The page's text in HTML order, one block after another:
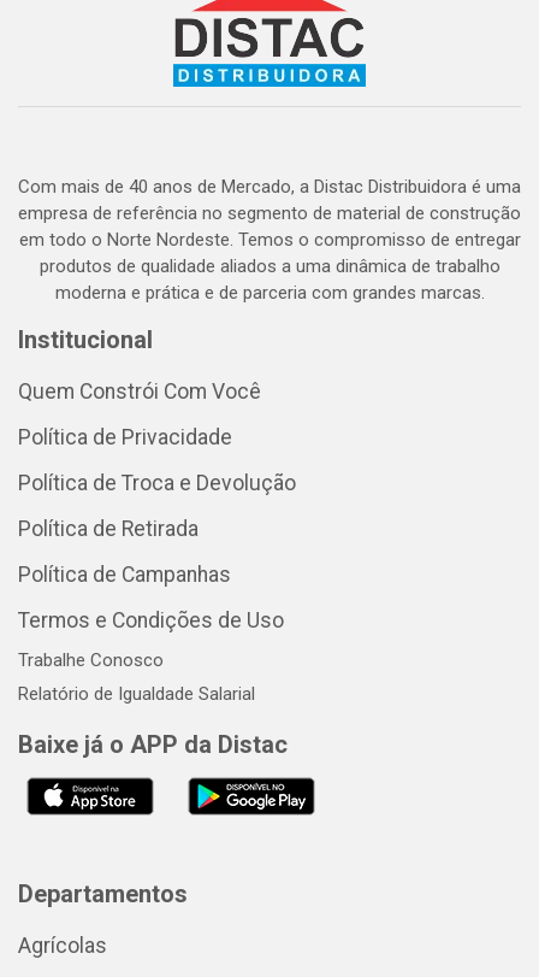
Com mais de 40 anos de Mercado, a Distac Distribuidora é uma
empresa de referência no segmento de material de construção
em todo o Norte Nordeste. Temos o compromisso de entregar
produtos de qualidade aliados a uma dinâmica de trabalho
moderna e prática e de parceria com grandes marcas.
Institucional
Quem Constrói Com Você
Política de Privacidade
Política de Troca e Devolução
Política de Retirada
Política de Campanhas
Termos e Condições de Uso
Trabalhe Conosco
Relatório de Igualdade Salarial
Baixe já o APP da Distac
Departamentos
Agrícolas